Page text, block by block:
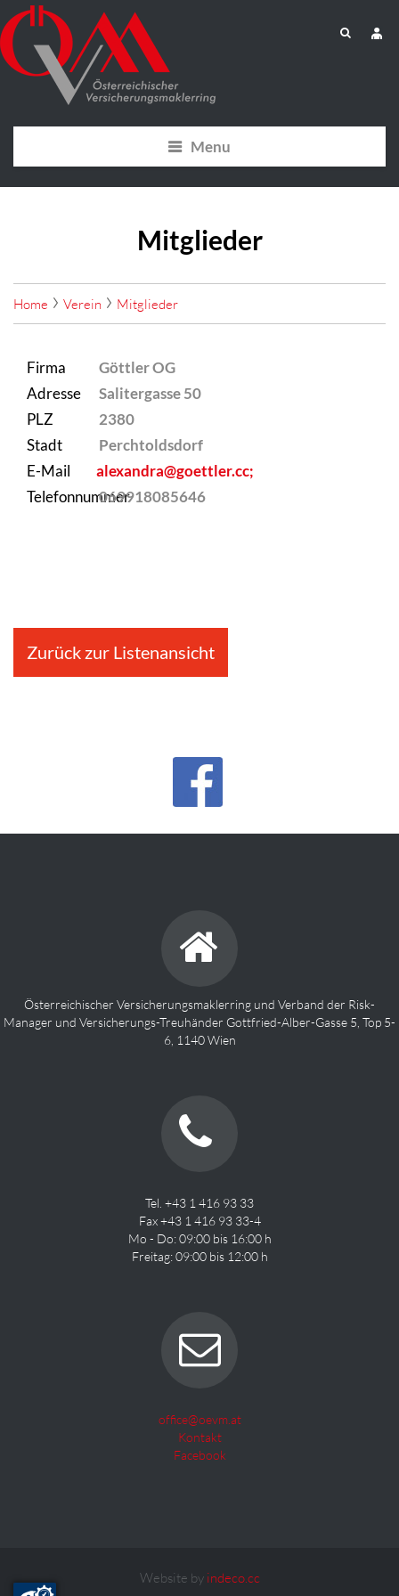
Menu
Mitglieder
Home Verein Mitglieder
Firma
Göttler OG
Adresse
Salitergasse 50
PLZ
2380
Stadt
Perchtoldsdorf
E-Mail
alexandra@goettler.cc;
Telefonnummer069918085646
Zurück zur Listenansicht
Österreichischer Versicherungsmaklerring und Verband der Risk-
Manager und Versicherungs-Treuhänder Gottfried-Alber-Gasse 5, Top 5-
6, 1140 Wien
Tel. +43 1 416 93 33
Fax +43 1 416 93 33-4
Mo - Do: 09:00 bis 16:00 h
Freitag: 09:00 bis 12:00 h
office@oevm.at
Kontakt
Facebook
Website by indeco.cc